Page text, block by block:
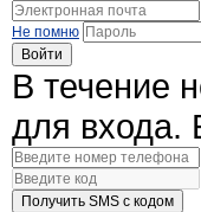
Не помню
Войти
В течение
для
Получить SMS c кодом